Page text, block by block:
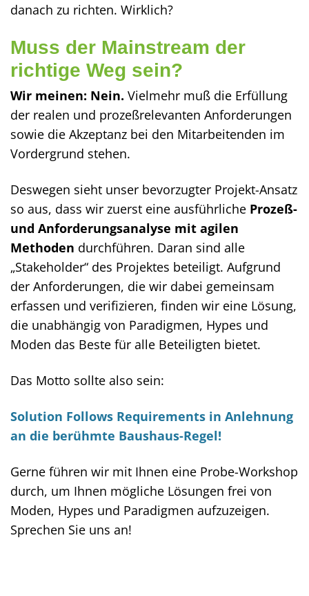
danach zu richten. Wirklich?
Muss der Mainstream der
richtige Weg sein?
Wir meinen: Nein. Vielmehr muß die Erfüllung
der realen und prozeßrelevanten Anforderungen
sowie die Akzeptanz bei den Mitarbeitenden im
Vordergrund stehen.
Deswegen sieht unser bevorzugter Projekt-Ansatz
so aus, dass wir zuerst eine ausführliche Prozeß-
und Anforderungsanalyse mit agilen
Methoden durchführen. Daran sind alle
„Stakeholder“ des Projektes beteiligt. Aufgrund
der Anforderungen, die wir dabei gemeinsam
erfassen und verifizieren, finden wir eine Lösung,
die unabhängig von Paradigmen, Hypes und
Moden das Beste für alle Beteiligten bietet.
Das Motto sollte also sein:
Solution Follows Requirements in Anlehnung
an die berühmte Baushaus-Regel!
Gerne führen wir mit Ihnen eine Probe-Workshop
durch, um Ihnen mögliche Lösungen frei von
Moden, Hypes und Paradigmen aufzuzeigen.
Sprechen Sie uns an!